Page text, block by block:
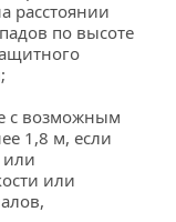
расстоянии
по высоте
1,8 м, если
или
или